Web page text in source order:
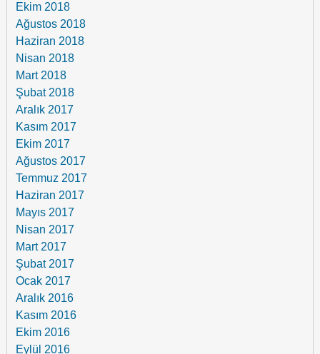
Ekim 2018
Ağustos 2018
Haziran 2018
Nisan 2018
Mart 2018
Şubat 2018
Aralık 2017
Kasım 2017
Ekim 2017
Ağustos 2017
Temmuz 2017
Haziran 2017
Mayıs 2017
Nisan 2017
Mart 2017
Şubat 2017
Ocak 2017
Aralık 2016
Kasım 2016
Ekim 2016
Eylül 2016